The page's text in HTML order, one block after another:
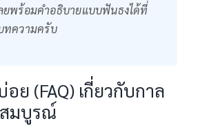
ยพร้อมคำอธิบายแบบฟันธงได้ที่
ทความครับ
ย (FAQ) เกี่ยวกับกาล
มบูรณ์